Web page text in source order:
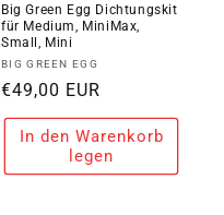
Big Green Egg Dichtungskit
für Medium, MiniMax,
Small, Mini
Anbieter:
BIG GREEN EGG
Normaler
Preis
€49,00 EUR
In den Warenkorb
legen